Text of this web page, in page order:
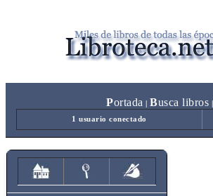
Portada Busca libros
1 usuario conectado